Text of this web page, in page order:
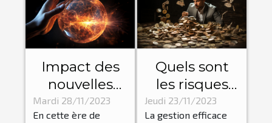
Impact des
nouvelles
technologies
sur la
Mardi 28/11/2023
En cette ère de
Quels sont
les risques
liés à une
mauvaise
Jeudi 23/11/2023
La gestion efficace